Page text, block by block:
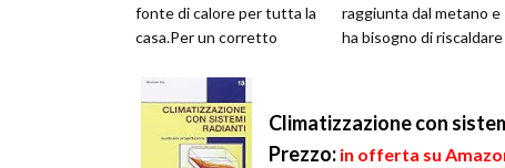
fonte di calore per tutta la
casa.Per un corretto
necessario che la st...
raggiunta dal metano e
ha bisogno di riscaldare
Climatizzazione con
Prezzo: in offerta su